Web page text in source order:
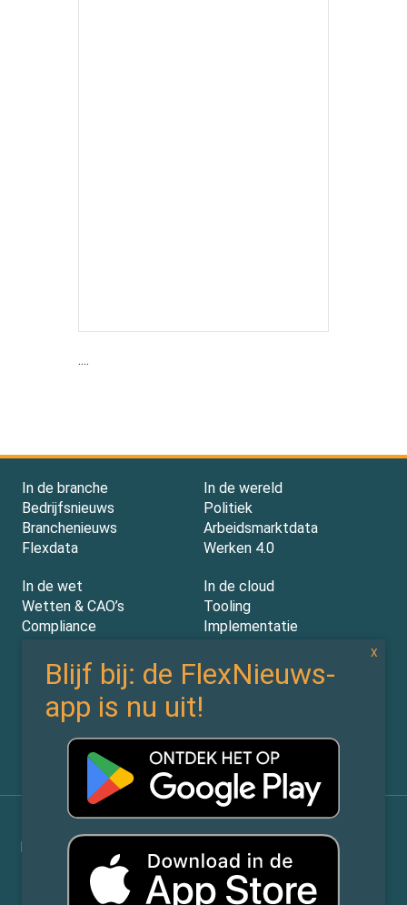
....
In de branche
Bedrijfsnieuws
Branchenieuws
Flexdata
In de wereld
Politiek
Arbeidsmarktdata
Werken 4.0
In de wet
Wetten & CAO’s
Compliance
In de cloud
Tooling
Implementatie
Experts
Partners
Vacatures
Nieuwsbrief
Privacy Statement
Flexnieuws.nl